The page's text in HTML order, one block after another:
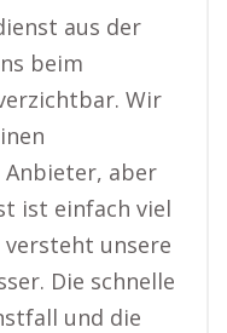
aus der
beim
Wir
aber
ist einfach viel
unsere
Die schnelle
und die